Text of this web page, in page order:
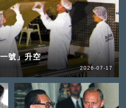
號」升空
2026-07-17